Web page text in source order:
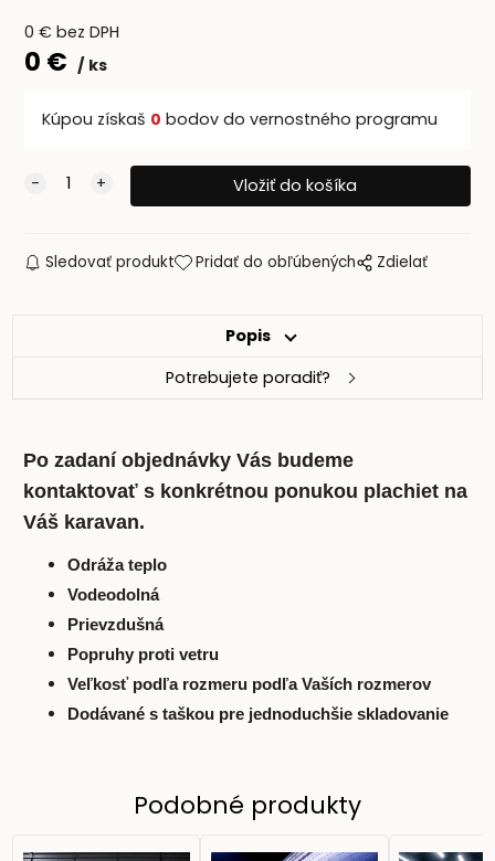
0 € bez DPH
0 € ks
Kúpou získaš 0 bodov do vernostného programu
Sledovať produkt Pridať do obľúbených Zdielať
Popis
Potrebujete poradiť?
Po zadaní objednávky Vás budeme
kontaktovať s konkrétnou ponukou plachiet na
Váš karavan.
Odráža teplo
Vodeodolná
Prievzdušná
Popruhy proti vetru
Veľkosť podľa rozmeru podľa Vaších rozmerov
Dodávané s taškou pre jednoduchšie skladovanie
Podobné produkty